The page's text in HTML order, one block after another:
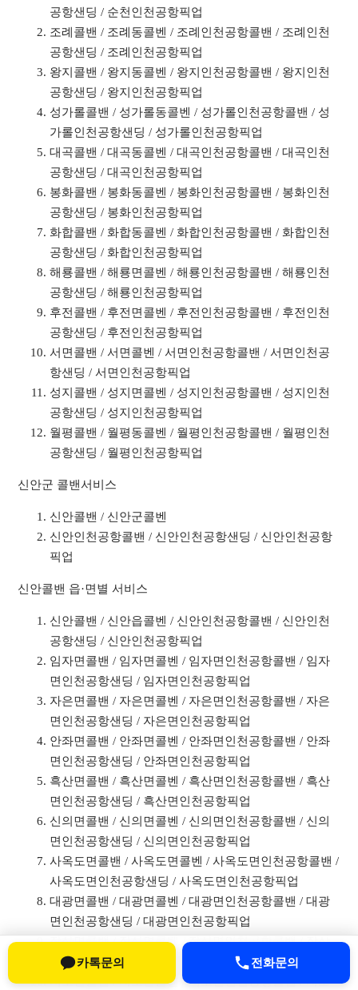
공항샌딩 / 순천인천공항픽업
조례콜밴 / 조례동콜벤 / 조례인천공항콜밴 / 조례인천
공항샌딩 / 조례인천공항픽업
왕지콜밴 / 왕지동콜벤 / 왕지인천공항콜밴 / 왕지인천
공항샌딩 / 왕지인천공항픽업
성가롤콜밴 / 성가롤동콜벤 / 성가롤인천공항콜밴 / 성
가롤인천공항샌딩 / 성가롤인천공항픽업
대곡콜밴 / 대곡동콜벤 / 대곡인천공항콜밴 / 대곡인천
공항샌딩 / 대곡인천공항픽업
봉화콜밴 / 봉화동콜벤 / 봉화인천공항콜밴 / 봉화인천
공항샌딩 / 봉화인천공항픽업
화합콜밴 / 화합동콜벤 / 화합인천공항콜밴 / 화합인천
공항샌딩 / 화합인천공항픽업
해룡콜밴 / 해룡면콜벤 / 해룡인천공항콜밴 / 해룡인천
공항샌딩 / 해룡인천공항픽업
후전콜밴 / 후전면콜벤 / 후전인천공항콜밴 / 후전인천
공항샌딩 / 후전인천공항픽업
서면콜밴 / 서면콜벤 / 서면인천공항콜밴 / 서면인천공
항샌딩 / 서면인천공항픽업
성지콜밴 / 성지면콜벤 / 성지인천공항콜밴 / 성지인천
공항샌딩 / 성지인천공항픽업
월평콜밴 / 월평동콜벤 / 월평인천공항콜밴 / 월평인천
공항샌딩 / 월평인천공항픽업
신안군 콜밴서비스
신안콜밴 / 신안군콜벤
신안인천공항콜밴 / 신안인천공항샌딩 / 신안인천공항
픽업
신안콜밴 읍·면별 서비스
신안콜밴 / 신안읍콜벤 / 신안인천공항콜밴 / 신안인천
공항샌딩 / 신안인천공항픽업
임자면콜밴 / 임자면콜벤 / 임자면인천공항콜밴 / 임자
면인천공항샌딩 / 임자면인천공항픽업
자은면콜밴 / 자은면콜벤 / 자은면인천공항콜밴 / 자은
면인천공항샌딩 / 자은면인천공항픽업
안좌면콜밴 / 안좌면콜벤 / 안좌면인천공항콜밴 / 안좌
면인천공항샌딩 / 안좌면인천공항픽업
흑산면콜밴 / 흑산면콜벤 / 흑산면인천공항콜밴 / 흑산
면인천공항샌딩 / 흑산면인천공항픽업
신의면콜밴 / 신의면콜벤 / 신의면인천공항콜밴 / 신의
면인천공항샌딩 / 신의면인천공항픽업
사옥도면콜밴 / 사옥도면콜벤 / 사옥도면인천공항콜밴 /
사옥도면인천공항샌딩 / 사옥도면인천공항픽업
대광면콜밴 / 대광면콜벤 / 대광면인천공항콜밴 / 대광
면인천공항샌딩 / 대광면인천공항픽업
장산면콜밴 / 장산면콜벤 / 장산면인천공항콜밴 / 장산
면인천공항샌딩 / 장산면인천공항픽업
지도면콜밴 / 지도면콜벤 / 지도면인천공항콜밴 / 지도
카톡문의 전화문의